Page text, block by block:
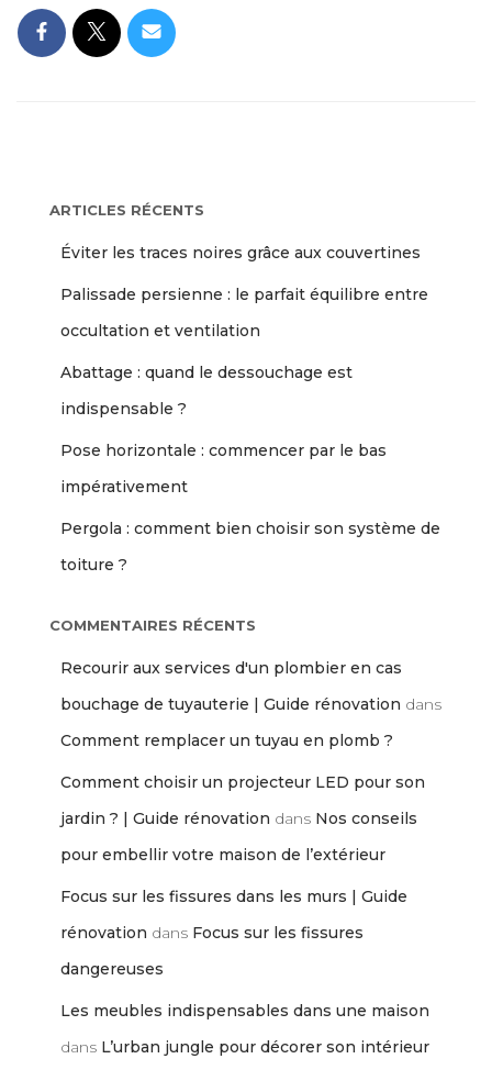
ARTICLES RÉCENTS
Éviter les traces noires grâce aux couvertines
Palissade persienne : le parfait équilibre entre
occultation et ventilation
Abattage : quand le dessouchage est
indispensable ?
Pose horizontale : commencer par le bas
impérativement
Pergola : comment bien choisir son système de
toiture ?
COMMENTAIRES RÉCENTS
Recourir aux services d'un plombier en cas
bouchage de tuyauterie | Guide rénovation dans
Comment remplacer un tuyau en plomb ?
Comment choisir un projecteur LED pour son
jardin ? | Guide rénovation dans Nos conseils
pour embellir votre maison de l’extérieur
Focus sur les fissures dans les murs | Guide
rénovation dans Focus sur les fissures
dangereuses
Les meubles indispensables dans une maison
dans L’urban jungle pour décorer son intérieur